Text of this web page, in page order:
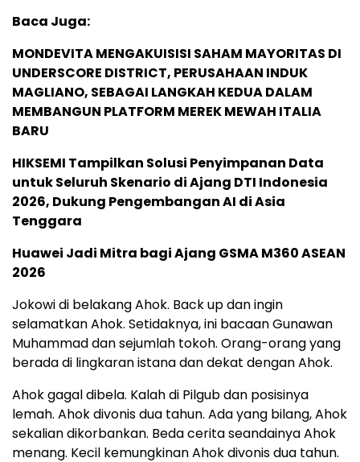
Baca Juga:
MONDEVITA MENGAKUISISI SAHAM MAYORITAS DI
UNDERSCORE DISTRICT, PERUSAHAAN INDUK
MAGLIANO, SEBAGAI LANGKAH KEDUA DALAM
MEMBANGUN PLATFORM MEREK MEWAH ITALIA
BARU
HIKSEMI Tampilkan Solusi Penyimpanan Data
untuk Seluruh Skenario di Ajang DTI Indonesia
2026, Dukung Pengembangan AI di Asia
Tenggara
Huawei Jadi Mitra bagi Ajang GSMA M360 ASEAN
2026
Jokowi di belakang Ahok. Back up dan ingin
selamatkan Ahok. Setidaknya, ini bacaan Gunawan
Muhammad dan sejumlah tokoh. Orang-orang yang
berada di lingkaran istana dan dekat dengan Ahok.
Ahok gagal dibela. Kalah di Pilgub dan posisinya
lemah. Ahok divonis dua tahun. Ada yang bilang, Ahok
sekalian dikorbankan. Beda cerita seandainya Ahok
menang. Kecil kemungkinan Ahok divonis dua tahun.